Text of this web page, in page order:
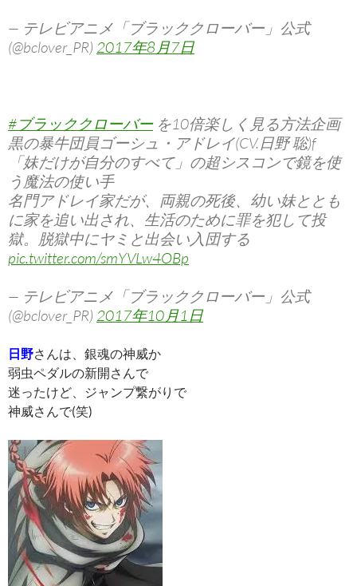
— テレビアニメ「ブラッククローバー」公式
(@bclover_PR) 2017年8月7日
#ブラッククローバーを10倍楽しく見る方法企画
黒の暴牛団員ゴーシュ・アドレイ(CV.日野 聡)f
「妹だけが自分のすべて」の超シスコンで鏡を使
う魔法の使い手
名門アドレイ家だが、両親の死後、幼い妹ととも
に家を追い出され、生活のために罪を犯して投
獄。脱獄中にヤミと出会い入団する
pic.twitter.com/smYVLw4OBp
— テレビアニメ「ブラッククローバー」公式
(@bclover_PR) 2017年10月1日
日野さんは、銀魂の神威か
弱虫ペダルの新開さんで
迷ったけど、ジャンプ繋がりで
神威さんで(笑)